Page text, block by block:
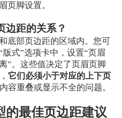
页脚设置。
边距的关系？
底部页边距的区域内。您可
式”选项卡中，设置“页眉
”。这些值决定了页眉页脚
它们必须小于对应的上下页
容重叠或显示不全的问题。
的最佳页边距建议